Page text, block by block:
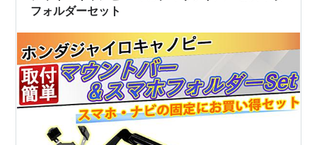
フォルダーセット